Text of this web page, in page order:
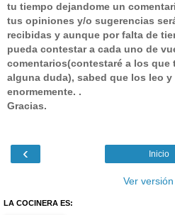
tu tiempo dejandome un
tus opiniones y/o sugerencias
recibidas y aunque por falta de
pueda contestar a cada uno de
comentarios(contestaré a los que
alguna duda), sabed que los leo y
enormemente. .
Gracias.
‹ Inicio
Ver
LA COCINERA ES: